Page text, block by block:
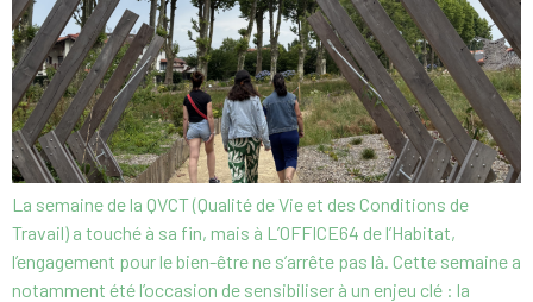
La semaine de la QVCT (Qualité de Vie et des Conditions de
Travail) a touché à sa fin, mais à L’OFFICE64 de l’Habitat,
l’engagement pour le bien-être ne s’arrête pas là. Cette semaine a
notamment été l’occasion de sensibiliser à un enjeu clé : la